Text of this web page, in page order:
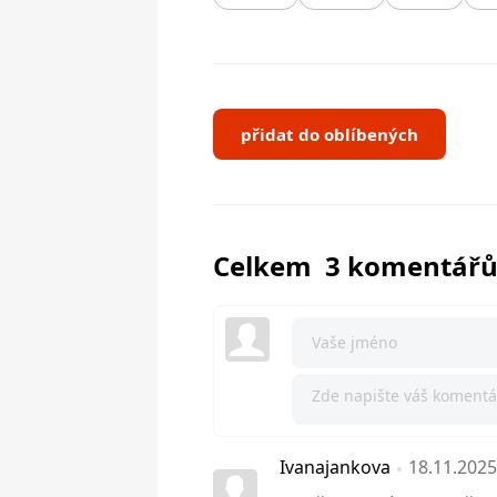
přidat do oblíbených
Celkem 3 komentářů
Ivanajankova
18.11.2025